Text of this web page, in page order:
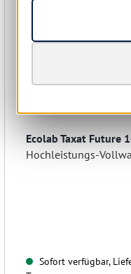
Ecolab Taxat Future
Sofort verfügbar,